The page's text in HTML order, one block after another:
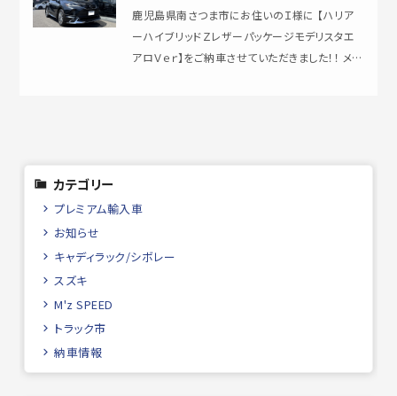
鹿児島県南さつま市にお住いのＩ様に 【ハリア
ーハイブリッドＺレザーパッケージモデリスタエ
アロＶｅｒ】をご納車させていただきました！！ メー
カテゴリー
プレミアム輸入車
お知らせ
キャディラック/シボレー
スズキ
M'z SPEED
トラック市
納車情報